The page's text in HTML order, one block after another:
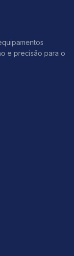
e precisão para o